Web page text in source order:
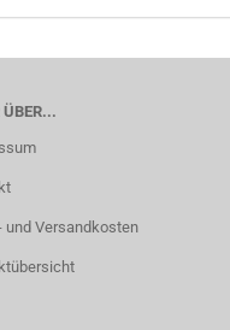
ÜBER...
und Versandkosten